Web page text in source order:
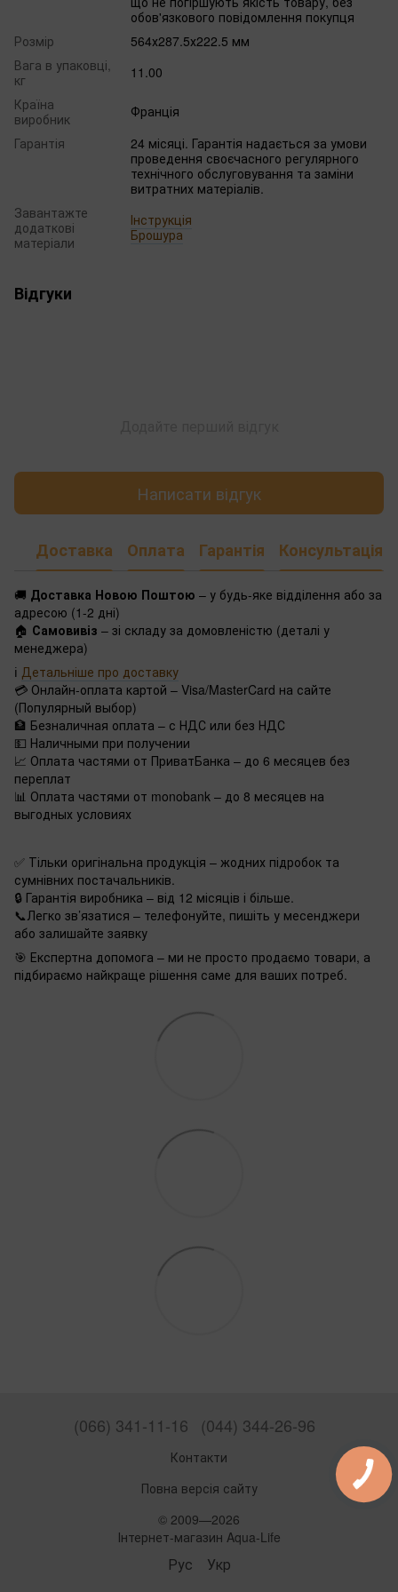
обов'язкового повідомлення покупця
Розмір
564х287.5х222.5 мм
Вага в упаковці,
кг
11.00
Країна
виробник
Франція
Гарантія
24 місяці. Гарантія надається за умови
проведення своєчасного регулярного
технічного обслуговування та заміни
витратних матеріалів.
Завантажте
додаткові
матеріали
Інструкція
Брошура
Відгуки
Написати відгук
Доставка Оплата Гарантія Консультація
🚚 Доставка Новою Поштою – у будь-яке відділення або за
адресою (1-2 дні)
🏠 Самовивіз – зі складу за домовленістю (деталі у
менеджера)
ℹ️ Детальніше про доставку
💳 Онлайн-оплата картой – Visa/MasterCard на сайте
(Популярный выбор)
🏦 Безналичная оплата – с НДС или без НДС
💵 Наличными при получении
📈 Оплата частями от ПриватБанка – до 6 месяцев без
переплат
📊 Оплата частями от monobank – до 8 месяцев на
выгодных условиях
✅ Тільки оригінальна продукція – жодних підробок та
сумнівних постачальників.
🔒 Гарантія виробника – від 12 місяців і більше.
📞Легко зв’язатися – телефонуйте, пишіть у месенджери
або залишайте заявку
🎯 Експертна допомога – ми не просто продаємо товари, а
підбираємо найкраще рішення саме для ваших потреб.
(066) 341-11-16 (044) 344-26-96
Контакти
Повна версія сайту
© 2009—2026
Інтернет-магазин Aqua-Life
Рус Укр